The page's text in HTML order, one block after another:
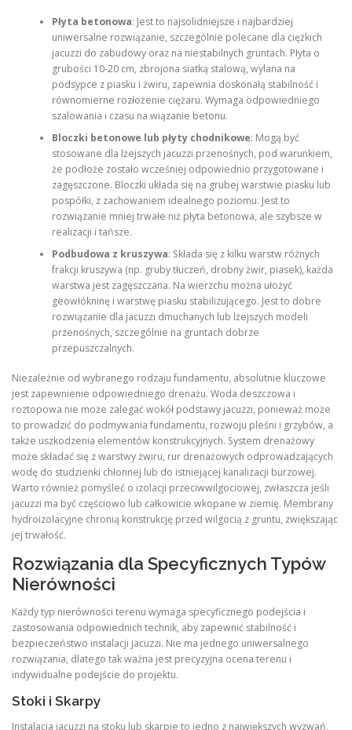
Płyta betonowa: Jest to najsolidniejsze i najbardziej
uniwersalne rozwiązanie, szczególnie polecane dla ciężkich
jacuzzi do zabudowy oraz na niestabilnych gruntach. Płyta o
grubości 10-20 cm, zbrojona siatką stalową, wylana na
podsypce z piasku i żwiru, zapewnia doskonałą stabilność i
równomierne rozłożenie ciężaru. Wymaga odpowiedniego
szalowania i czasu na wiązanie betonu.
Bloczki betonowe lub płyty chodnikowe: Mogą być
stosowane dla lżejszych jacuzzi przenośnych, pod warunkiem,
że podłoże zostało wcześniej odpowiednio przygotowane i
zagęszczone. Bloczki układa się na grubej warstwie piasku lub
pospółki, z zachowaniem idealnego poziomu. Jest to
rozwiązanie mniej trwałe niż płyta betonowa, ale szybsze w
realizacji i tańsze.
Podbudowa z kruszywa: Składa się z kilku warstw różnych
frakcji kruszywa (np. gruby tłuczeń, drobny żwir, piasek), każda
warstwa jest zagęszczana. Na wierzchu można ułożyć
geowłókninę i warstwę piasku stabilizującego. Jest to dobre
rozwiązanie dla jacuzzi dmuchanych lub lżejszych modeli
przenośnych, szczególnie na gruntach dobrze
przepuszczalnych.
Niezależnie od wybranego rodzaju fundamentu, absolutnie kluczowe
jest zapewnienie odpowiedniego drenażu. Woda deszczowa i
roztopowa nie może zalegać wokół podstawy jacuzzi, ponieważ może
to prowadzić do podmywania fundamentu, rozwoju pleśni i grzybów, a
także uszkodzenia elementów konstrukcyjnych. System drenażowy
może składać się z warstwy żwiru, rur drenażowych odprowadzających
wodę do studzienki chłonnej lub do istniejącej kanalizacji burzowej.
Warto również pomyśleć o izolacji przeciwwilgociowej, zwłaszcza jeśli
jacuzzi ma być częściowo lub całkowicie wkopane w ziemię. Membrany
hydroizolacyjne chronią konstrukcję przed wilgocią z gruntu, zwiększając
jej trwałość.
Rozwiązania dla Specyficznych Typów
Nierówności
Każdy typ nierówności terenu wymaga specyficznego podejścia i
zastosowania odpowiednich technik, aby zapewnić stabilność i
bezpieczeństwo instalacji jacuzzi. Nie ma jednego uniwersalnego
rozwiązania, dlatego tak ważna jest precyzyjna ocena terenu i
indywidualne podejście do projektu.
Stoki i Skarpy
Instalacja jacuzzi na stoku lub skarpie to jedno z największych wyzwań,